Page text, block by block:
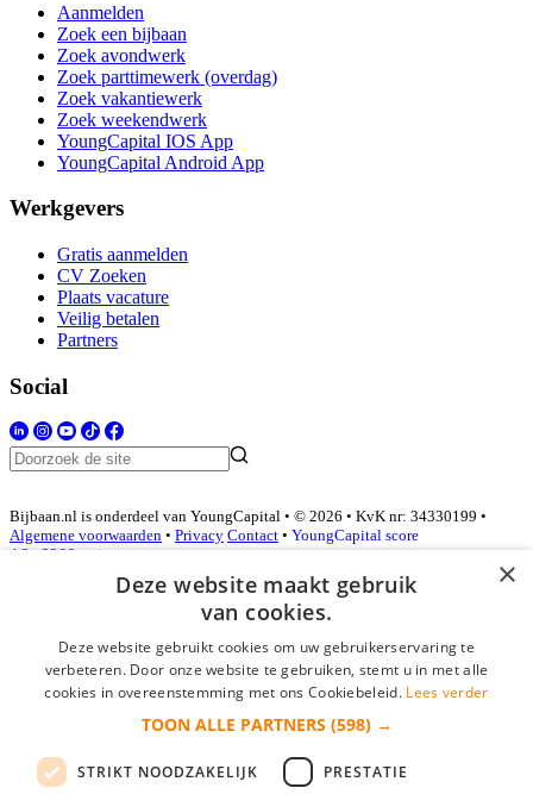
Aanmelden
Zoek een bijbaan
Zoek avondwerk
Zoek parttimewerk (overdag)
Zoek vakantiewerk
Zoek weekendwerk
YoungCapital IOS App
YoungCapital Android App
Werkgevers
Gratis aanmelden
CV Zoeken
Plaats vacature
Veilig betalen
Partners
Social
Bijbaan.nl is onderdeel van YoungCapital • © 2026 • KvK nr: 34330199 •
Algemene voorwaarden • Privacy Contact • YoungCapital score
4.3 - 3366 reviews
Inloggen als bedrijf
*
login gegevens onthouden
×
Deze website maakt gebruik
van cookies.
Deze website gebruikt cookies om uw gebruikerservaring te
verbeteren. Door onze website te gebruiken, stemt u in met alle
cookies in overeenstemming met ons Cookiebeleid. Lees verder
TOON ALLE PARTNERS (598) →
STRIKT NOODZAKELIJK PRESTATIE